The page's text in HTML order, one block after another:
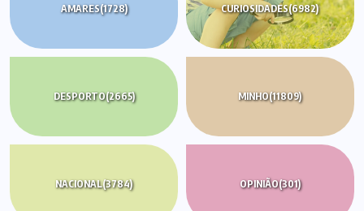
AMARES(1728) CURIOSIDADES(6982)
DESPORTO(2665) MINHO(11809)
NACIONAL(3784) OPINIÃO(301)